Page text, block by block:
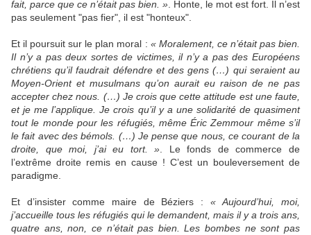
fait, parce que ce n’était pas bien. » . Honte, le mot est fort. Il n’est
pas seulement "pas fier", il est "honteux".
Et il poursuit sur le plan moral : « Moralement, ce n’était pas bien.
Il n’y a pas deux sortes de victimes, il n’y a pas des Européens
chrétiens qu’il faudrait défendre et des gens (…) qui seraient au
Moyen-Orient et musulmans qu’on aurait eu raison de ne pas
accepter chez nous. (…) Je crois que cette attitude est une faute,
et je me l’applique. Je crois qu’il y a une solidarité de quasiment
tout le monde pour les réfugiés, même Éric Zemmour même s’il
le fait avec des bémols. (…) Je pense que nous, ce courant de la
droite, que moi, j’ai eu tort. » . Le fonds de commerce de
l’extrême droite remis en cause ! C’est un bouleversement de
paradigme.
Et d’insister comme maire de Béziers : « Aujourd’hui, moi,
j’accueille tous les réfugiés qui le demandent, mais il y a trois ans,
quatre ans, non, ce n’était pas bien. Les bombes ne sont pas